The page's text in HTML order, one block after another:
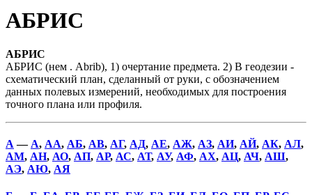
АБРИС
АБРИС
АБРИС (нем . Abrib), 1) очертание предмета. 2) В геодезии -
схематический план, сделанный от руки, с обозначением
данных полевых измерений, необходимых для построения
точного плана или профиля.
А — А, АА, АБ, АВ, АГ, АД, АЕ, АЖ, АЗ, АИ, АЙ, АК, АЛ,
АМ, АН, АО, АП, АР, АС, АТ, АУ, АФ, АХ, АЦ, АЧ, АШ,
АЭ, АЮ, АЯ